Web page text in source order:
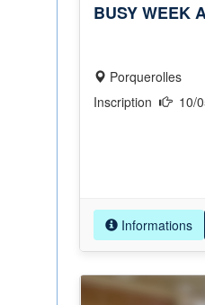
BUSY WEEK
Porquerolles
10/
Informations